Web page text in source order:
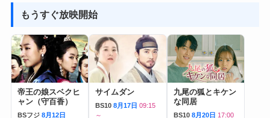
もうすぐ放映開始
帝王の娘スベクヒ
ャン（守百香）
BSフジ 8月12日
サイムダン
BS10 8月17日 09:15
～
九尾の狐とキケン
な同居
BS10 8月20日 17:00